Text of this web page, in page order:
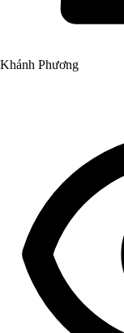
Khánh Phương